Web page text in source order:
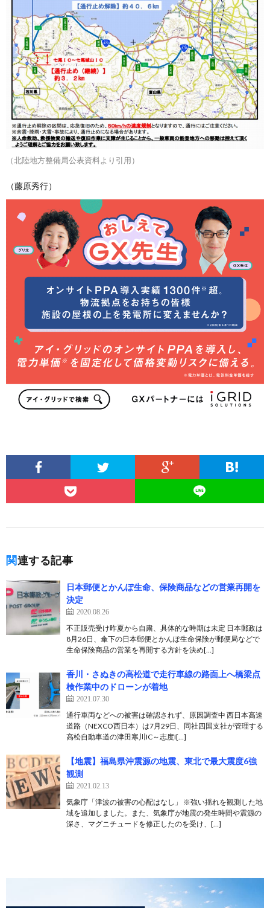
（北陸地方整備局公表資料より引用）
（藤原秀行）
関連する記事
日本郵便とかんぽ生命、保険商品などの営業再開を
決定
2020.08.26
不正販売受け昨夏から自粛、具体的な時期は未定 日本郵政は
8月26日、傘下の日本郵便とかんぽ生命保険が郵便局などで
生命保険商品の営業を再開する方針を決め[…]
香川・さぬきの高松道で走行車線の路面上へ橋梁点
検作業中のドローンが着地
2021.07.30
通行車両などへの被害は確認されず、原因調査中 西日本高速
道路（NEXCO西日本）は7月29日、同社四国支社が管理する
高松自動車道の津田寒川IC～志度I[…]
【地震】福島県沖震源の地震、東北で最大震度6強
観測
2021.02.13
気象庁「津波の被害の心配はなし」 ※強い揺れを観測した地
域を追加しました。また、気象庁が地震の発生時間や震源の
深さ、マグニチュードを修正したのを受け、[…]